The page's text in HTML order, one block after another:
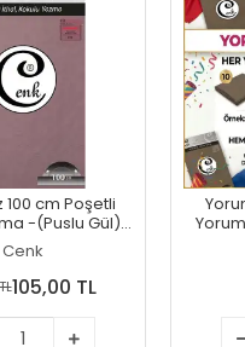
100 cm Poşetli
-(Puslu Gül)-
076)
Cenk
105,00 TL